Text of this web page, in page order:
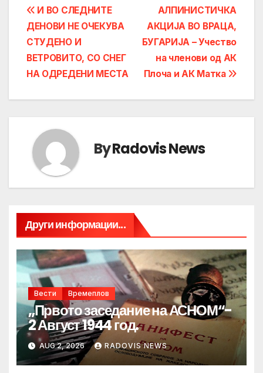
Post
navigation
АЛПИНИСТИЧКА
АКЦИЈА ВО ВРАЦА,
БУГАРИЈА – Учество
на членови од АК
Плоча и АК Матка
И ВО СЛЕДНИТЕ
ДЕНОВИ НЕ ОЧЕКУВА
СТУДЕНО И
ВЕТРОВИТО, СО СНЕГ
НА ОДРЕДЕНИ МЕСТА
ByRadovis News
Други информации...
Вести Времеплов
„Првото заседание на АСНОМ“-
2 Август 1944 год.
AUG 2, 2026 RADOVIS NEWS